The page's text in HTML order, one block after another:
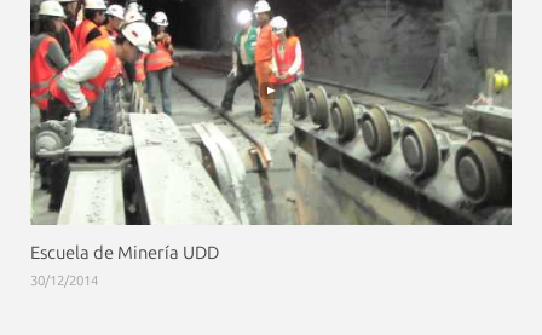
Escuela de Minería UDD
30/12/2014